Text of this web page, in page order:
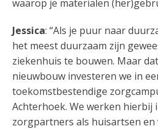
waarop je materialen
Jessica: “Als je puur naar
het meest duurzaam zijn
ziekenhuis te bouwen. Maar
nieuwbouw investeren we in
toekomstbestendige
Achterhoek. We werken hierbij
zorgpartners als huisartsen